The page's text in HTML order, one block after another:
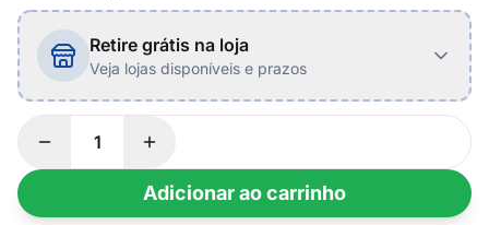
Retire grátis na loja
Veja lojas disponíveis e prazos
Adicionar ao carrinho